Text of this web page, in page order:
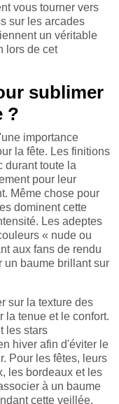
vous tourner vers
sur les arcades
un véritable
lors de cet
sublimer
?
importance
la fête. Les finitions
durant toute la
pour leur
Même chose pour
dominent cette
Les adeptes
« nude ou
aux fans de rendu
un baume brillant sur
sur la texture des
la tenue et le confort.
les stars
hiver afin d'éviter le
Pour les fêtes, leurs
les bordeaux et les
à un baume
cette veillée.